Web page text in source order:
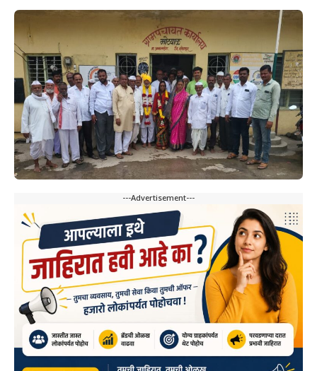
---Advertisement---